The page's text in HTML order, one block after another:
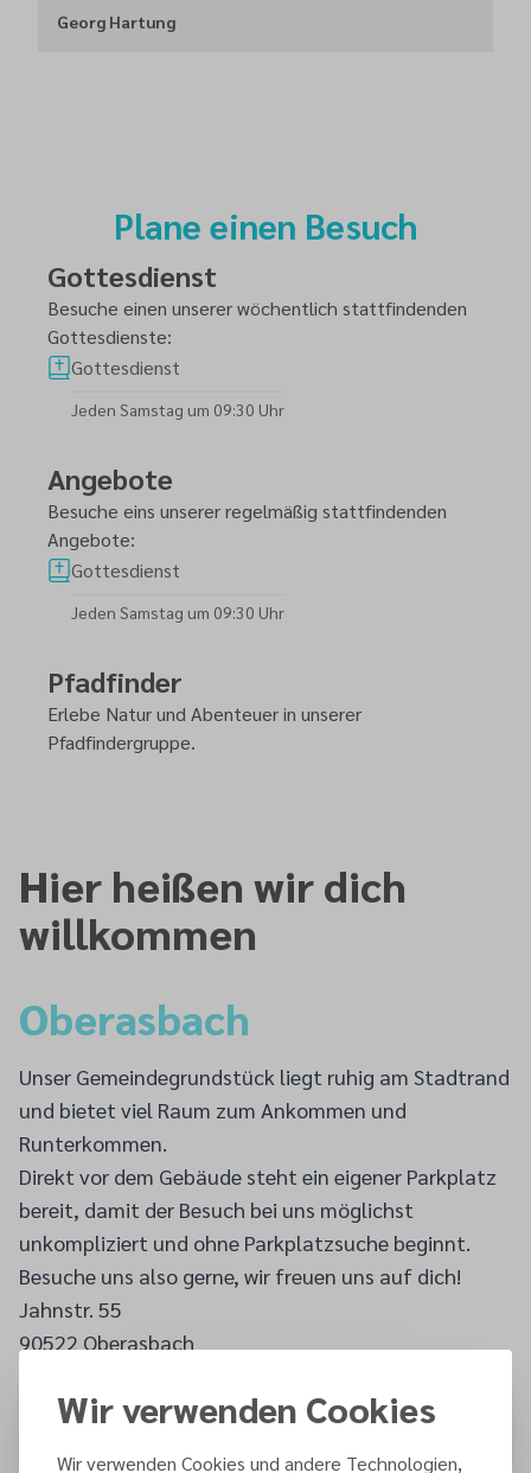
Georg Hartung
Plane einen Besuch
Gottesdienst
Besuche einen unserer wöchentlich stattfindenden
Gottesdienste:
Gottesdienst
Jeden Samstag um 09:30 Uhr
Angebote
Besuche eins unserer regelmäßig stattfindenden
Angebote:
Gottesdienst
Jeden Samstag um 09:30 Uhr
Pfadfinder
Erlebe Natur und Abenteuer in unserer
Pfadfindergruppe.
Hier heißen wir dich
willkommen
Oberasbach
Unser Gemeindegrundstück liegt ruhig am Stadtrand
und bietet viel Raum zum Ankommen und
Runterkommen.
Direkt vor dem Gebäude steht ein eigener Parkplatz
bereit, damit der Besuch bei uns möglichst
unkompliziert und ohne Parkplatzsuche beginnt.
Besuche uns also gerne, wir freuen uns auf dich!
Jahnstr. 55
90522 Oberasbach
Wir verwenden Cookies
Wir verwenden Cookies und andere Technologien,